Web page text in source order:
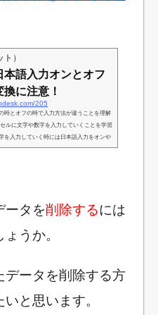
）
本語入力オンとオフ
に注意！
205
時とオフの時で入力方法が違うことを理解
ルに文字や数字を入力していくことを学習
を入力していく時には日本語入力をオンや
日本語入力をオンにしている時とオフにし
ータを削除するには
うか。
データを削除する方
と思います。